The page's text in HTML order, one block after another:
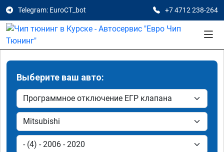
Telegram: EuroCT_bot +7 4712 238-264
Выберите ваш авто: